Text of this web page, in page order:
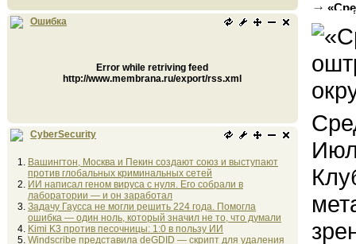
Ошибка
Error while retriving feed
http://www.membrana.ru/export/rss.xml
CyberSecurity
Вашингтон, Москва и Пекин создают союз и выступают
против глобальных криминальных сетей
ИИ написал геном вируса с нуля. Его собрали в
лаборатории — и он заработал
Задачу Гаусса не могли решить 224 года. Помогла
ошибка — один ноль, который значил не то, что думали
Kimi K3 против песочницы: 1:0 в пользу ИИ
Windscribe представила deGDID — скрипт для удаления
среды